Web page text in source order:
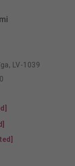
LV-1039